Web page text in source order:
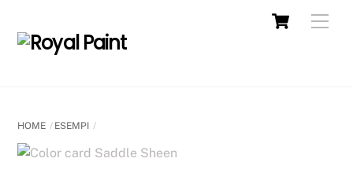
HOME ESEMPI